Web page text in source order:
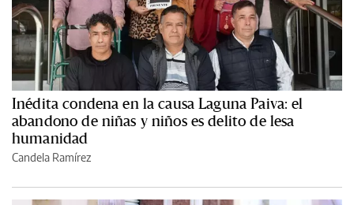
Inédita condena en la causa Laguna Paiva: el
abandono de niñas y niños es delito de lesa
humanidad
Candela Ramírez